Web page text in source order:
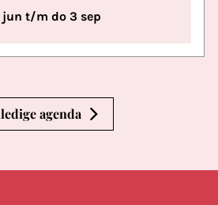
jun t/m do 3 sep
agenda